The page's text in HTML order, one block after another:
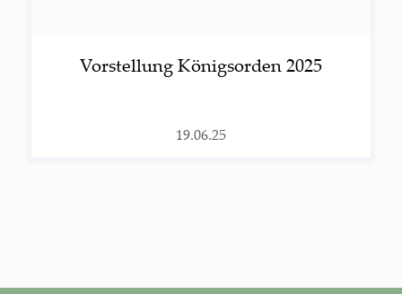
Vor­stel­lung König­sor­den 2025
19.06.25